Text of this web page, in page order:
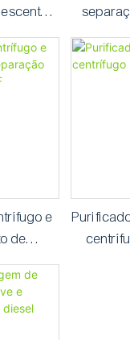
e
de
e água